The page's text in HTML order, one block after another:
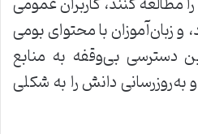
و زبان‌آموزان با محتوای بومی
دسترسی بی‌وقفه به منابع
به‌روزرسانی دانش را به شکلی